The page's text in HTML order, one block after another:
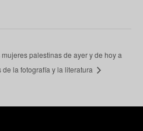
mujeres palestinas de ayer y de hoy a
de la fotografía y la literatura